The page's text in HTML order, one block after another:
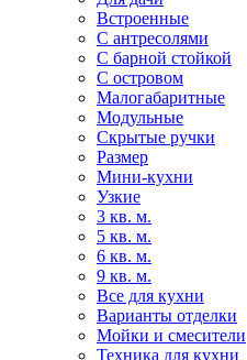
Встроенные
С антресолями
С барной стойкой
С островом
Малогабаритные
Модульные
Скрытые ручки
Размер
Мини-кухни
Узкие
3 кв. м.
5 кв. м.
6 кв. м.
9 кв. м.
Все для кухни
Варианты отделки
Мойки и смесители
Техника для кухни